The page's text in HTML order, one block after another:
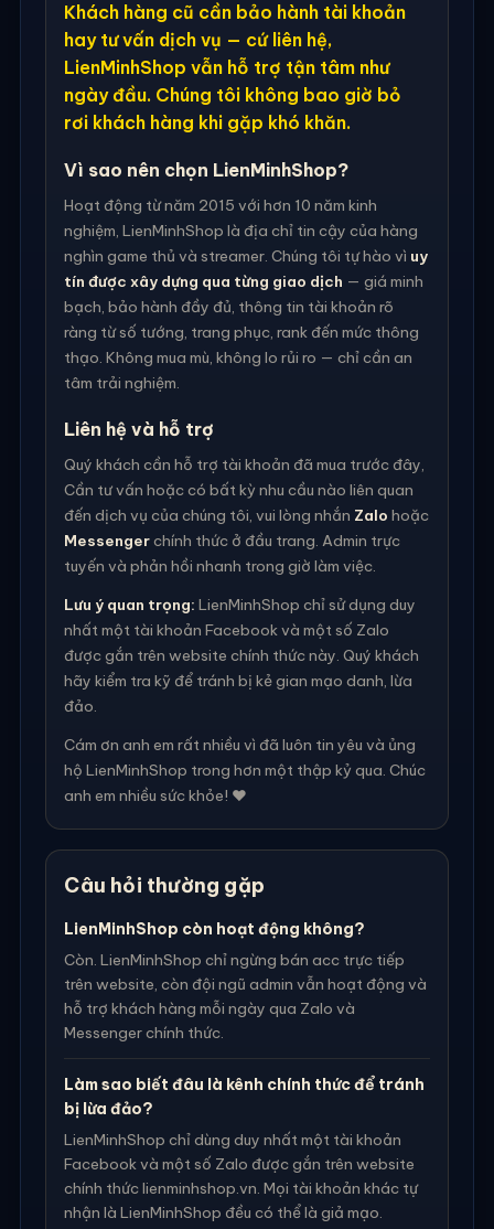
Khách hàng cũ cần bảo hành tài khoản
hay tư vấn dịch vụ — cứ liên hệ,
LienMinhShop vẫn hỗ trợ tận tâm như
ngày đầu. Chúng tôi không bao giờ bỏ
rơi khách hàng khi gặp khó khăn.
Vì sao nên chọn LienMinhShop?
Hoạt động từ năm 2015 với hơn 10 năm kinh
nghiệm, LienMinhShop là địa chỉ tin cậy của hàng
nghìn game thủ và streamer. Chúng tôi tự hào vì uy
tín được xây dựng qua từng giao dịch — giá minh
bạch, bảo hành đầy đủ, thông tin tài khoản rõ
ràng từ số tướng, trang phục, rank đến mức thông
thạo. Không mua mù, không lo rủi ro — chỉ cần an
tâm trải nghiệm.
Liên hệ và hỗ trợ
Quý khách cần hỗ trợ tài khoản đã mua trước đây,
Cần tư vấn hoặc có bất kỳ nhu cầu nào liên quan
đến dịch vụ của chúng tôi, vui lòng nhắn Zalo hoặc
Messengerchính thức ở đầu trang. Admin trực
tuyến và phản hồi nhanh trong giờ làm việc.
Lưu ý quan trọng: LienMinhShop chỉ sử dụng duy
nhất một tài khoản Facebook và một số Zalo
được gắn trên website chính thức này. Quý khách
hãy kiểm tra kỹ để tránh bị kẻ gian mạo danh, lừa
đảo.
Cám ơn anh em rất nhiều vì đã luôn tin yêu và ủng
hộ LienMinhShop trong hơn một thập kỷ qua. Chúc
anh em nhiều sức khỏe! ❤️
Câu hỏi thường gặp
LienMinhShop còn hoạt động không?
Còn. LienMinhShop chỉ ngừng bán acc trực tiếp
trên website, còn đội ngũ admin vẫn hoạt động và
hỗ trợ khách hàng mỗi ngày qua Zalo và
Messenger chính thức.
Làm sao biết đâu là kênh chính thức để tránh
bị lừa đảo?
LienMinhShop chỉ dùng duy nhất một tài khoản
Facebook và một số Zalo được gắn trên website
chính thức lienminhshop.vn. Mọi tài khoản khác tự
nhận là LienMinhShop đều có thể là giả mạo.